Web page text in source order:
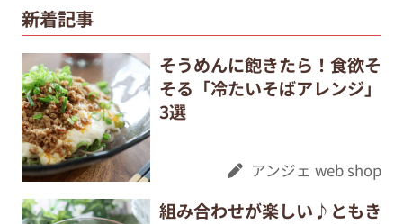
新着記事
そうめんに飽きたら！食欲そ
そる「冷たいそばアレンジ」
3選
アンジェ web shop
組み合わせが楽しい♪ともき